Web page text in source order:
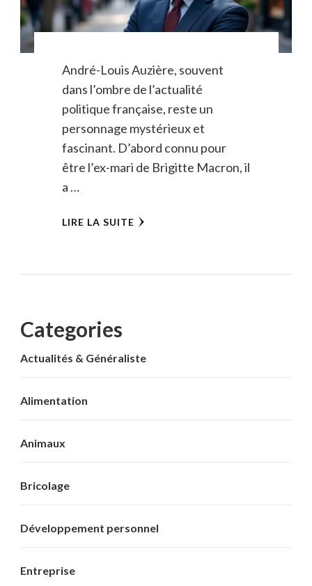
André-Louis Auzière, souvent
dans l’ombre de l’actualité
politique française, reste un
personnage mystérieux et
fascinant. D’abord connu pour
être l’ex-mari de Brigitte Macron, il
a …
LIRE LA SUITE
Categories
Actualités & Généraliste
Alimentation
Animaux
Bricolage
Développement personnel
Entreprise